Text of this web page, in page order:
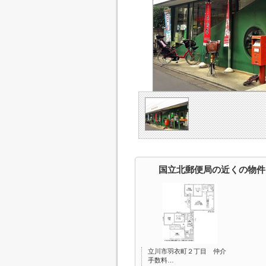
国立北郵便局の近くの物件
立川市羽衣町２丁目 仲介
手数料…